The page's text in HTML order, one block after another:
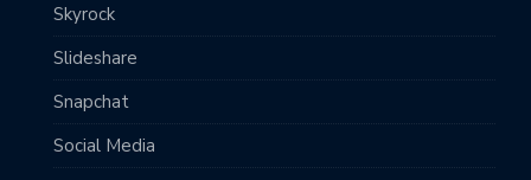
Skyrock
Slideshare
Snapchat
Social Media